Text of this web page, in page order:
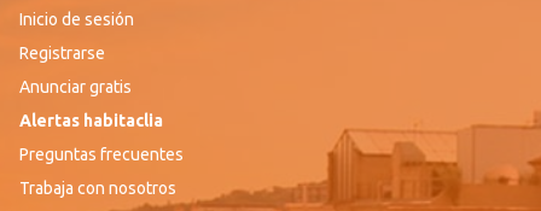
Inicio de sesión
Registrarse
Anunciar gratis
Alertas habitaclia
Preguntas frecuentes
Trabaja con nosotros